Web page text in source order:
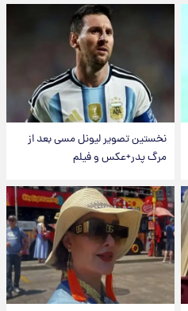
نخستین تصویر لیونل مسی بعد از
مرگ پدر+عکس و فیلم